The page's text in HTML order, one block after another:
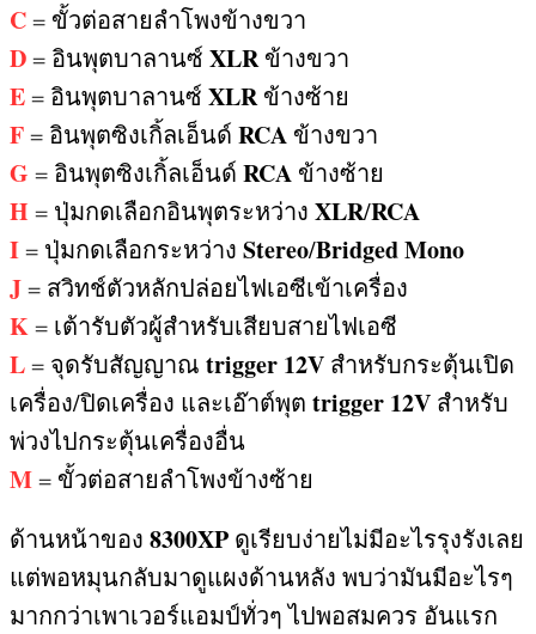
C= ขั้วต่อสายลำโพงข้างขวา
D= อินพุตบาลานซ์ XLR ข้างขวา
E= อินพุตบาลานซ์ XLR ข้างซ้าย
F= อินพุตซิงเกิ้ลเอ็นด์ RCA ข้างขวา
G = อินพุตซิงเกิ้ลเอ็นด์ RCA ข้างซ้าย
H = ปุ่มกดเลือกอินพุตระหว่าง XLR/RCA
I= ปุ่มกดเลือกระหว่าง Stereo/Bridged Mono
J= สวิทช์ตัวหลักปล่อยไฟเอซีเข้าเครื่อง
K= เต้ารับตัวผู้สำหรับเสียบสายไฟเอซี
L= จุดรับสัญญาณ trigger 12V สำหรับกระตุ้นเปิด
เครื่อง/ปิดเครื่อง และเอ๊าต์พุต trigger 12V สำหรับ
พ่วงไปกระตุ้นเครื่องอื่น
M= ขั้วต่อสายลำโพงข้างซ้าย
ด้านหน้าของ 8300XP ดูเรียบง่ายไม่มีอะไรรุงรังเลย
แต่พอหมุนกลับมาดูแผงด้านหลัง พบว่ามันมีอะไรๆ
มากกว่าเพาเวอร์แอมป์ทั่วๆ ไปพอสมควร อันแรก